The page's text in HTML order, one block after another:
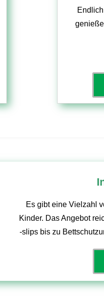
Es gibt eine Vielzahl
Kinder. Das Angebot
-slips bis zu